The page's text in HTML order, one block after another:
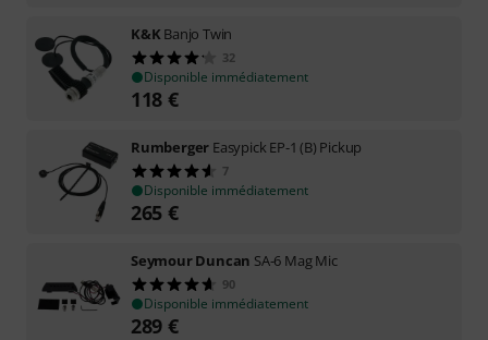
K&K Banjo Twin
32
Disponible immédiatement
118 €
Rumberger Easypick EP-1 (B) Pickup
7
Disponible immédiatement
265 €
Seymour Duncan SA-6 Mag Mic
90
Disponible immédiatement
289 €